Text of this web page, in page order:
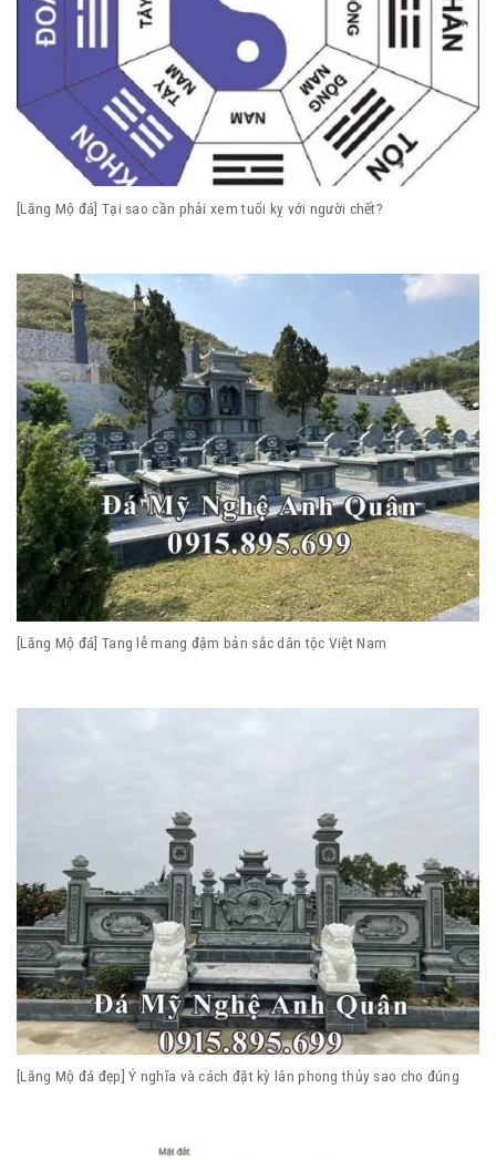
[Lăng Mộ đá] Tại sao cần phải xem tuổi kỵ với người chết?
[Lăng Mộ đá] Tang lễ mang đậm bản sắc dân tộc Việt Nam
[Lăng Mộ đá đẹp] Ý nghĩa và cách đặt kỳ lân phong thủy sao cho đúng